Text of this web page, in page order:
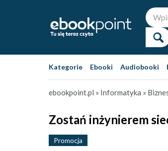
Kategorie Ebooki Audiobooki
ebookpoint.pl » Informatyka »
Zostań inżynierem
Promocja